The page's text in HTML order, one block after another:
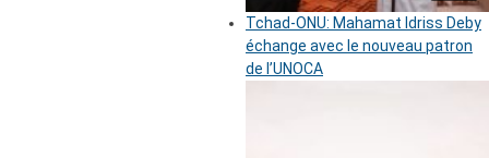
Tchad-ONU: Mahamat Idriss Deby
échange avec le nouveau patron
de l’UNOCA